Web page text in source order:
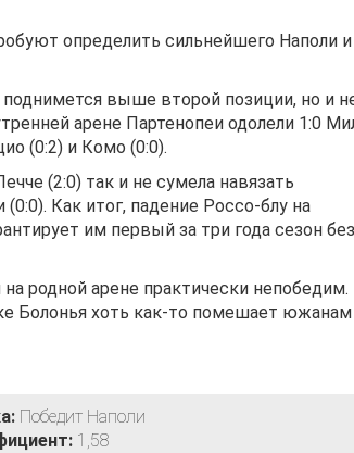
определить сильнейшего Наполи и
выше второй позиции, но и
арене Партенопеи одолели 1:0
(0:2) и Комо (0:0).
(2:0) так и не сумела навязать
Как итог, падение Россо-блу на
им первый за три года сезон без
родной арене практически непобедим.
Болонья хоть как-то помешает южанам
Победит Наполи
1,58